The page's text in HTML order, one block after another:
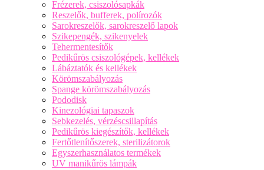
Frézerek, csiszolósapkák
Reszelők, bufferek, polírozók
Sarokreszelők, sarokreszelő lapok
Szikepengék, szikenyelek
Tehermentesítők
Pedikűrös csiszológépek, kellékek
Lábáztatók és kellékek
Körömszabályozás
Spange körömszabályozás
Pododisk
Kinezológiai tapaszok
Sebkezelés, vérzéscsillapítás
Pedikűrös kiegészítők, kellékek
Fertőtlenítőszerek, sterilizátorok
Egyszerhasználatos termékek
UV manikűrös lámpák